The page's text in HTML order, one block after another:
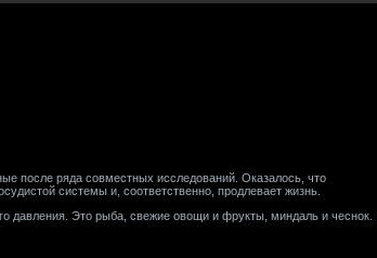
после ряда совместных исследований. Оказалось, что
системы и, соответственно, продлевает жизнь.
давления. Это рыба, свежие овощи и фрукты, миндаль и чеснок.